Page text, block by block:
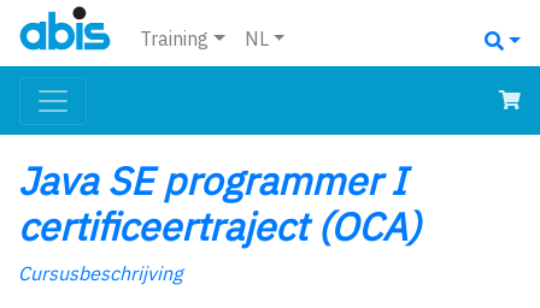
Training NL
Java SE programmer I
certificeertraject (OCA)
Cursusbeschrijving